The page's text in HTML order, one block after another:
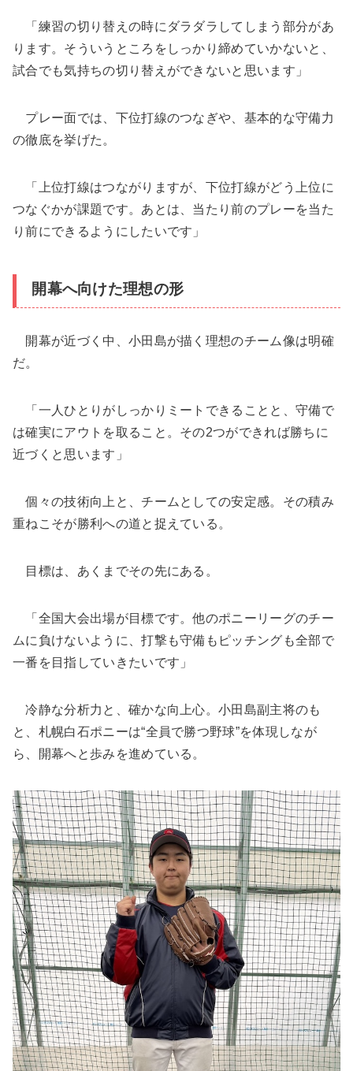
「練習の切り替えの時にダラダラしてしまう部分があ
ります。そういうところをしっかり締めていかないと、
試合でも気持ちの切り替えができないと思います」
プレー面では、下位打線のつなぎや、基本的な守備力
の徹底を挙げた。
「上位打線はつながりますが、下位打線がどう上位に
つなぐかが課題です。あとは、当たり前のプレーを当た
り前にできるようにしたいです」
開幕へ向けた理想の形
開幕が近づく中、小田島が描く理想のチーム像は明確
だ。
「一人ひとりがしっかりミートできることと、守備で
は確実にアウトを取ること。その2つができれば勝ちに
近づくと思います」
個々の技術向上と、チームとしての安定感。その積み
重ねこそが勝利への道と捉えている。
目標は、あくまでその先にある。
「全国大会出場が目標です。他のポニーリーグのチー
ムに負けないように、打撃も守備もピッチングも全部で
一番を目指していきたいです」
冷静な分析力と、確かな向上心。小田島副主将のも
と、札幌白石ポニーは“全員で勝つ野球”を体現しなが
ら、開幕へと歩みを進めている。